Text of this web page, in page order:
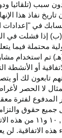
سبب (تلقائيا
نفاذ هذا
في "إعدادات
(ب) إذا فشلت في
محتملة فيما
تم استخدام
أو الأنشطة
تابعون لك أو
لا الحصر
غير المدفوع
جميع حقوق
۱۰ و۱۱ من هذه
الاتفاقية. لن